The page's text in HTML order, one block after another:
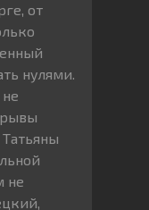
от
нулями.
не